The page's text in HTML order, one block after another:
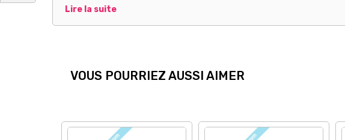
Lire la suite
VOUS POURRIEZ AUSSI AIMER